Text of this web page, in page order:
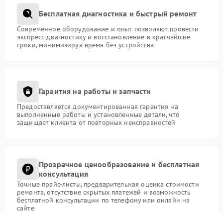
Бесплатная диагностика и быстрый ремонт
Современное оборудование и опыт позволяют провести
экспресс-диагностику и восстановление в кратчайшие
сроки, минимизируя время без устройства
Гарантия на работы и запчасти
Предоставляется документированная гарантия на
выполненные работы и установленные детали, что
защищает клиента от повторных неисправностей
Прозрачное ценообразование и бесплатная
консультация
Точные прайс-листы, предварительная оценка стоимости
ремонта, отсутствие скрытых платежей и возможность
бесплатной консультации по телефону или онлайн на
сайте